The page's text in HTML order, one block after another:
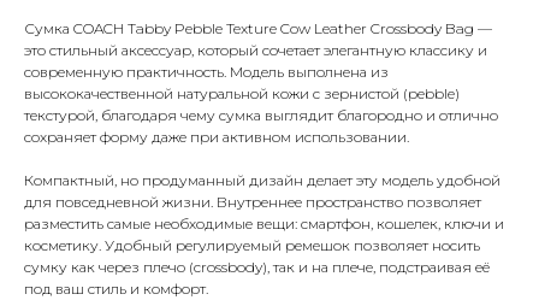
Сумка COACH Tabby Pebble Texture Cow Leather Crossbody Bag —
это стильный аксессуар, который сочетает элегантную классику и
современную практичность. Модель выполнена из
высококачественной натуральной кожи с зернистой (pebble)
текстурой, благодаря чему сумка выглядит благородно и отлично
сохраняет форму даже при активном использовании.
Компактный, но продуманный дизайн делает эту модель удобной
для повседневной жизни. Внутреннее пространство позволяет
разместить самые необходимые вещи: смартфон, кошелек, ключи и
косметику. Удобный регулируемый ремешок позволяет носить
сумку как через плечо (crossbody), так и на плече, подстраивая её
под ваш стиль и комфорт.